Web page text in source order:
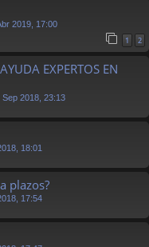
2019, 17:00
1 2
EXPERTOS EN
Sep 2018, 23:13
18:01
plazos?
17:54